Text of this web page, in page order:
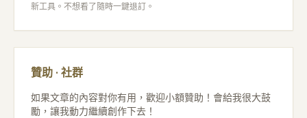
新工具。不想看了隨時一鍵退訂。
贊助 · 社群
如果文章的內容對你有用，歡迎小額贊助！會給我很大鼓
勵，讓我動力繼續創作下去！